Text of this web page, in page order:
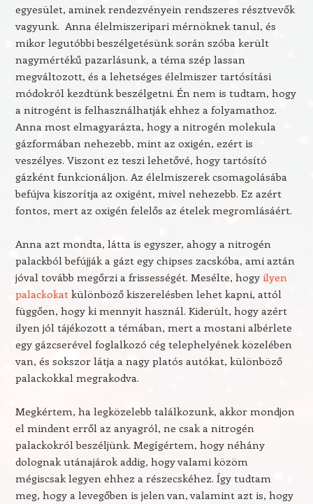
egyesület, aminek rendezvényein rendszeres résztvevők
vagyunk. Anna élelmiszeripari mérnöknek tanul, és
mikor legutóbbi beszélgetésünk során szóba került
nagymértékű pazarlásunk, a téma szép lassan
megváltozott, és a lehetséges élelmiszer tartósítási
módokról kezdtünk beszélgetni. Én nem is tudtam, hogy
a nitrogént is felhasználhatják ehhez a folyamathoz.
Anna most elmagyarázta, hogy a nitrogén molekula
gázformában nehezebb, mint az oxigén, ezért is
veszélyes. Viszont ez teszi lehetővé, hogy tartósító
gázként funkcionáljon. Az élelmiszerek csomagolásába
befújva kiszorítja az oxigént, mivel nehezebb. Ez azért
fontos, mert az oxigén felelős az ételek megromlásáért.
Anna azt mondta, látta is egyszer, ahogy a nitrogén
palackból befújják a gázt egy chipses zacskóba, ami aztán
jóval tovább megőrzi a frissességét. Mesélte, hogy ilyen
palackokatkülönböző kiszerelésben lehet kapni, attól
függően, hogy ki mennyit használ. Kiderült, hogy azért
ilyen jól tájékozott a témában, mert a mostani albérlete
egy gázcserével foglalkozó cég telephelyének közelében
van, és sokszor látja a nagy platós autókat, különböző
palackokkal megrakodva.
Megkértem, ha legközelebb találkozunk, akkor mondjon
el mindent erről az anyagról, ne csak a nitrogén
palackokról beszéljünk. Megígértem, hogy néhány
dolognak utánajárok addig, hogy valami közöm
mégiscsak legyen ehhez a részecskéhez. Így tudtam
meg, hogy a levegőben is jelen van, valamint azt is, hogy